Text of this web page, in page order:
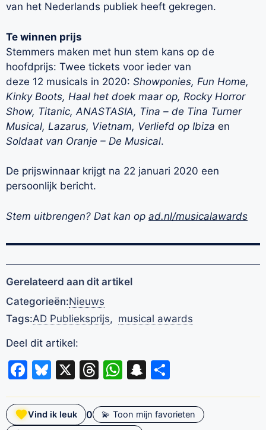
van het Nederlands publiek heeft gekregen.
Te winnen prijs
Stemmers maken met hun stem kans op de
hoofdprijs: Twee tickets voor ieder van
deze 12 musicals in 2020: Showponies, Fun Home,
Kinky Boots, Haal het doek maar op, Rocky Horror
Show, Titanic, ANASTASIA, Tina – de Tina Turner
Musical, Lazarus, Vietnam, Verliefd op Ibiza en
Soldaat van Oranje – De Musical.
De prijswinnaar krijgt na 22 januari 2020 een
persoonlijk bericht.
Stem uitbrengen? Dat kan op ad.nl/musicalawards
Gerelateerd aan dit artikel
Categorieën:Nieuws
Tags:AD Publieksprijs, musical awards
Deel dit artikel:
Facebook
Bluesky
X Threads
WhatsApp
Snapchat
Vind ik leuk 0
💫 Toon mijn favorieten